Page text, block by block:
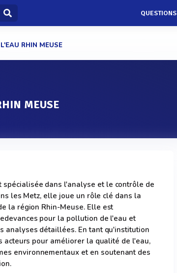
QUESTIONS
RHIN MEUSE
MEUSE
spécialisée dans l'analyse et le contrôle de
les Metz, elle joue un rôle clé dans la
la région Rhin-Meuse. Elle est
pour la pollution de l'eau et
analyses détaillées. En tant qu'institution
pour améliorer la qualité de l'eau,
environnementaux et en soutenant des